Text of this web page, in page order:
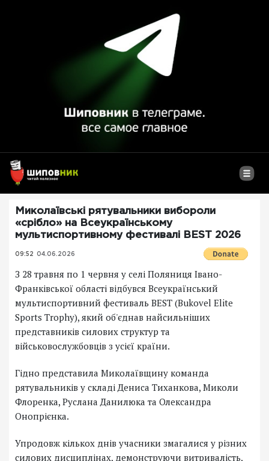
Миколаївські рятувальники вибороли
«срібло» на Всеукраїнському
мультиспортивному фестивалі BEST 2026
09:52 04.06.2026
З 28 травня по 1 червня у селі Поляниця Івано-
Франківської області відбувся Всеукраїнський
мультиспортивний фестиваль BEST (Bukovel Elite
Sports Trophy), який об'єднав найсильніших
представників силових структур та
військовослужбовців з усієї країни.
Гідно представила Миколаївщину команда
рятувальників у складі Дениса Тиханкова, Миколи
Флоренка, Руслана Данилюка та Олександра
Онопрієнка.
Упродовж кількох днів учасники змагалися у різних
силових дисциплінах, демонструючи витривалість,